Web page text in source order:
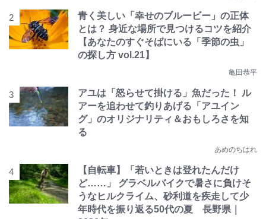
青く美しい「幸せのブルービー」の正体
とは？ 身近な場所で見つけるコツを紹介
【あなたのすぐそばにいる「季節の虫」
の探し方 vol.21】
亀田恭平
アユは「怒らせて掛ける」魚だった！ ル
アーを追わせて釣りあげる「アユイン
グ」のオリジナリティ＆おもしろさを知
る
あめのちはれ
【自転車】「若いときは登れたんだけ
ど……」 グラベルバイクで暑さに負けそ
うなヒルクライム、砂利道を疾走して少
年時代を振り返る50代の夏 長野県｜